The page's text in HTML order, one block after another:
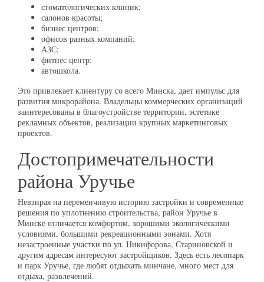
стоматологических клиник;
салонов красоты;
бизнес центров;
офисов разных компаний;
АЗС;
фитнес центр;
автошкола.
Это привлекает клиентуру со всего Минска, дает импульс для
развития микрорайона. Владельцы коммерческих организаций
заинтересованы в благоустройстве территории, эстетике
рекламных объектов, реализации крупных маркетинговых
проектов.
Достопримечательности
района Уручье
Невзирая на переменчивую историю застройки и современные
решения по уплотнению строительства, район Уручье в
Минске отличается комфортом, хорошими экологическими
условиями, большими рекреационными зонами. Хотя
незастроенные участки по ул. Никифорова, Стариновской и
другим адресам интересуют застройщиков. Здесь есть лесопарк
и парк Уручье, где любят отдыхать минчане, много мест для
отдыха, развлечений.